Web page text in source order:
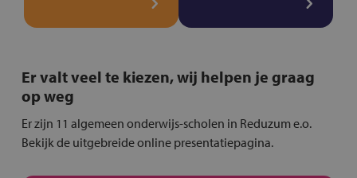
Er valt veel te kiezen, wij helpen je graag
op weg
Er zijn 11 algemeen onderwijs-scholen in Reduzum e.o.
Bekijk de uitgebreide online presentatiepagina.